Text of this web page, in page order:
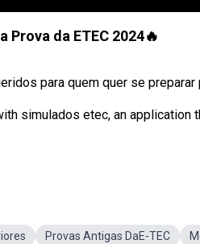
Prova da ETEC 2024🔥
para quem quer se preparar
simulados etec, an application
Provas Antigas DaE-TEC